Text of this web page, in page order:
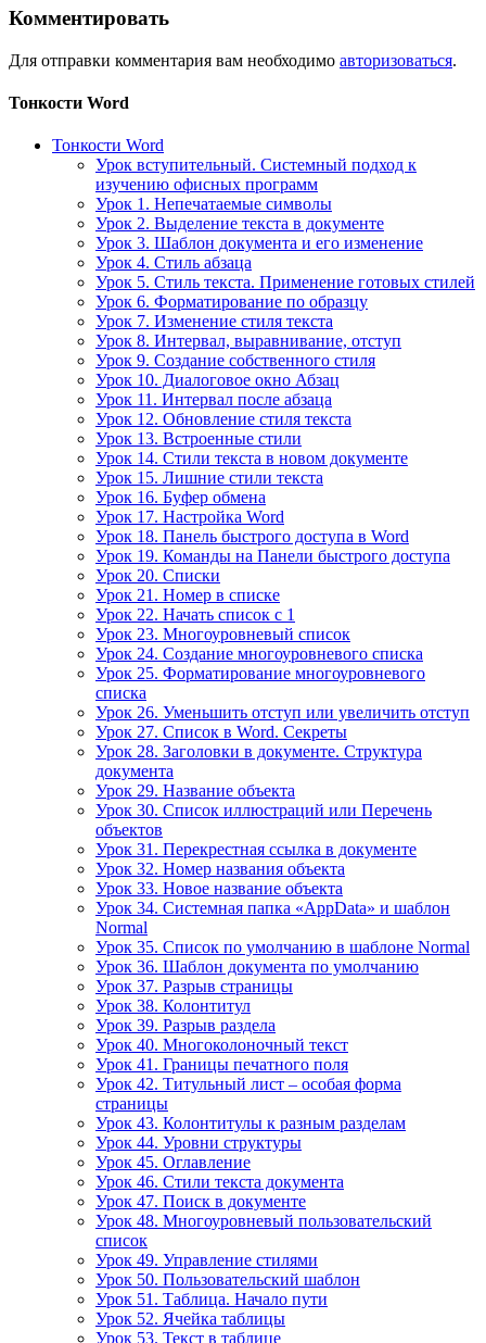
Комментировать
Для отправки комментария вам необходимо авторизоваться.
Тонкости Word
Тонкости Word
Урок вступительный. Системный подход к
изучению офисных программ
Урок 1. Непечатаемые символы
Урок 2. Выделение текста в документе
Урок 3. Шаблон документа и его изменение
Урок 4. Стиль абзаца
Урок 5. Стиль текста. Применение готовых стилей
Урок 6. Форматирование по образцу
Урок 7. Изменение стиля текста
Урок 8. Интервал, выравнивание, отступ
Урок 9. Создание собственного стиля
Урок 10. Диалоговое окно Абзац
Урок 11. Интервал после абзаца
Урок 12. Обновление стиля текста
Урок 13. Встроенные стили
Урок 14. Стили текста в новом документе
Урок 15. Лишние стили текста
Урок 16. Буфер обмена
Урок 17. Настройка Word
Урок 18. Панель быстрого доступа в Word
Урок 19. Команды на Панели быстрого доступа
Урок 20. Списки
Урок 21. Номер в списке
Урок 22. Начать список с 1
Урок 23. Многоуровневый список
Урок 24. Создание многоуровневого списка
Урок 25. Форматирование многоуровневого
списка
Урок 26. Уменьшить отступ или увеличить отступ
Урок 27. Список в Word. Секреты
Урок 28. Заголовки в документе. Структура
документа
Урок 29. Название объекта
Урок 30. Список иллюстраций или Перечень
объектов
Урок 31. Перекрестная ссылка в документе
Урок 32. Номер названия объекта
Урок 33. Новое название объекта
Урок 34. Системная папка «AppData» и шаблон
Normal
Урок 35. Список по умолчанию в шаблоне Normal
Урок 36. Шаблон документа по умолчанию
Урок 37. Разрыв страницы
Урок 38. Колонтитул
Урок 39. Разрыв раздела
Урок 40. Многоколоночный текст
Урок 41. Границы печатного поля
Урок 42. Титульный лист – особая форма
страницы
Урок 43. Колонтитулы к разным разделам
Урок 44. Уровни структуры
Урок 45. Оглавление
Урок 46. Стили текста документа
Урок 47. Поиск в документе
Урок 48. Многоуровневый пользовательский
список
Урок 49. Управление стилями
Урок 50. Пользовательский шаблон
Урок 51. Таблица. Начало пути
Урок 52. Ячейка таблицы
Урок 53. Текст в таблице